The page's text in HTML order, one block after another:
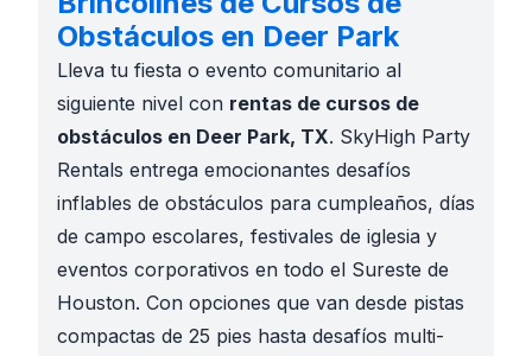
Obstáculos en Deer Park
Lleva tu fiesta o evento comunitario al
siguiente nivel con rentas de cursos de
obstáculos en Deer Park, TX. SkyHigh Party
Rentals entrega emocionantes desafíos
inflables de obstáculos para cumpleaños, días
de campo escolares, festivales de iglesia y
eventos corporativos en todo el Sureste de
Houston. Con opciones que van desde pistas
compactas de 25 pies hasta desafíos multi-